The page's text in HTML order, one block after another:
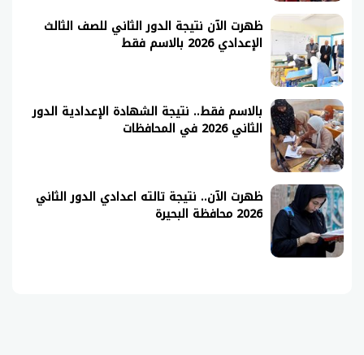
ظهرت الآن نتيجة الدور الثاني للصف الثالث
الإعدادي 2026 بالاسم فقط
بالاسم فقط.. نتيجة الشهادة الإعدادية الدور
الثاني 2026 في المحافظات
ظهرت الآن.. نتيجة تالته اعدادي الدور الثاني
2026 محافظة البحيرة